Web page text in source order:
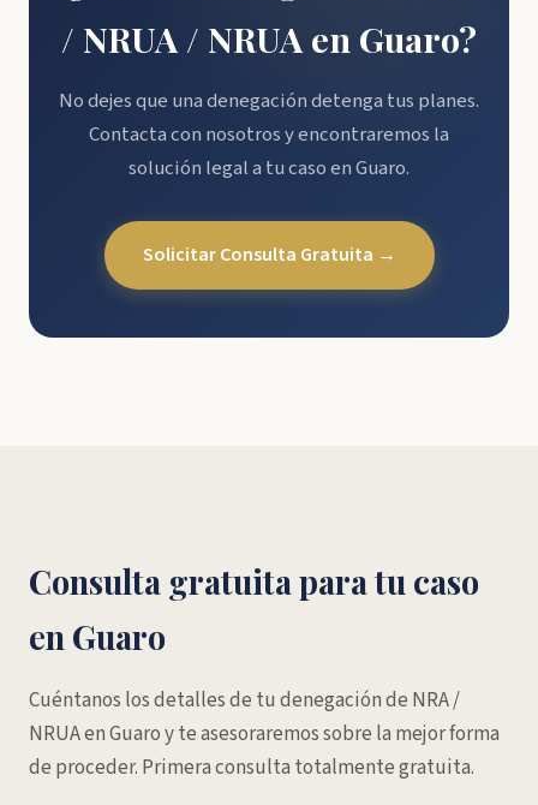
/ NRUA / NRUA en Guaro?
No dejes que una denegación detenga tus planes.
Contacta con nosotros y encontraremos la
solución legal a tu caso en Guaro.
Solicitar Consulta Gratuita →
Consulta gratuita para tu caso
en Guaro
Cuéntanos los detalles de tu denegación de NRA /
NRUA en Guaro y te asesoraremos sobre la mejor forma
de proceder. Primera consulta totalmente gratuita.